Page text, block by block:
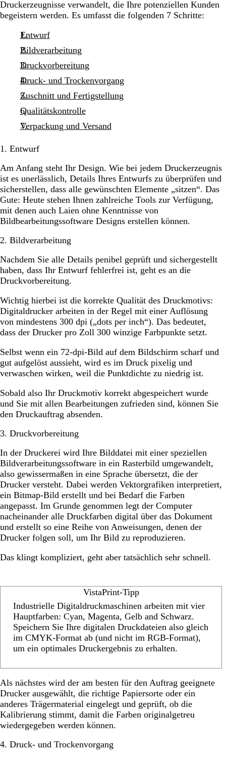
Druckerzeugnisse verwandelt, die Ihre potenziellen Kunden
begeistern werden. Es umfasst die folgenden 7 Schritte:
Entwurf
Bildverarbeitung
Druckvorbereitung
Druck- und Trockenvorgang
Zuschnitt und Fertigstellung
Qualitätskontrolle
Verpackung und Versand
1. Entwurf
Am Anfang steht Ihr Design. Wie bei jedem Druckerzeugnis
ist es unerlässlich, Details Ihres Entwurfs zu überprüfen und
sicherstellen, dass alle gewünschten Elemente „sitzen“. Das
Gute: Heute stehen Ihnen zahlreiche Tools zur Verfügung,
mit denen auch Laien ohne Kenntnisse von
Bildbearbeitungssoftware Designs erstellen können.
2. Bildverarbeitung
Nachdem Sie alle Details penibel geprüft und sichergestellt
haben, dass Ihr Entwurf fehlerfrei ist, geht es an die
Druckvorbereitung.
Wichtig hierbei ist die korrekte Qualität des Druckmotivs:
Digitaldrucker arbeiten in der Regel mit einer Auflösung
von mindestens 300 dpi („dots per inch“). Das bedeutet,
dass der Drucker pro Zoll 300 winzige Farbpunkte setzt.
Selbst wenn ein 72-dpi-Bild auf dem Bildschirm scharf und
gut aufgelöst aussieht, wird es im Druck pixelig und
verwaschen wirken, weil die Punktdichte zu niedrig ist.
Sobald also Ihr Druckmotiv korrekt abgespeichert wurde
und Sie mit allen Bearbeitungen zufrieden sind, können Sie
den Druckauftrag absenden.
3. Druckvorbereitung
In der Druckerei wird Ihre Bilddatei mit einer speziellen
Bildverarbeitungssoftware in ein Rasterbild umgewandelt,
also gewissermaßen in eine Sprache übersetzt, die der
Drucker versteht. Dabei werden Vektorgrafiken interpretiert,
ein Bitmap-Bild erstellt und bei Bedarf die Farben
angepasst. Im Grunde genommen legt der Computer
nacheinander alle Druckfarben digital über das Dokument
und erstellt so eine Reihe von Anweisungen, denen der
Drucker folgen soll, um Ihr Bild zu reproduzieren.
Das klingt kompliziert, geht aber tatsächlich sehr schnell.
VistaPrint-Tipp
Industrielle Digitaldruckmaschinen arbeiten mit vier
Hauptfarben: Cyan, Magenta, Gelb and Schwarz.
Speichern Sie Ihre digitalen Druckdateien also gleich
im CMYK-Format ab (und nicht im RGB-Format),
um ein optimales Druckergebnis zu erhalten.
Als nächstes wird der am besten für den Auftrag geeignete
Drucker ausgewählt, die richtige Papiersorte oder ein
anderes Trägermaterial eingelegt und geprüft, ob die
Kalibrierung stimmt, damit die Farben originalgetreu
wiedergegeben werden können.
4. Druck- und Trockenvorgang